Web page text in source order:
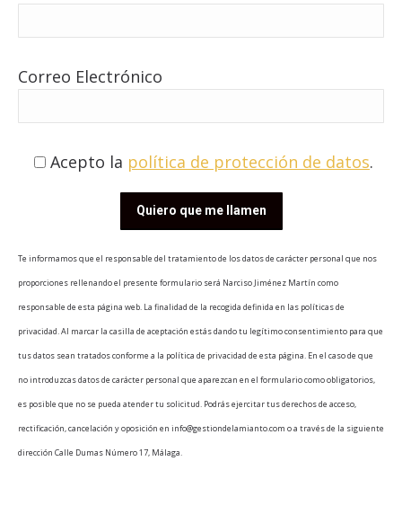
Correo Electrónico
Acepto la política de protección de datos.
Te informamos que el responsable del tratamiento de los datos de carácter personal que nos
proporciones rellenando el presente formulario será Narciso Jiménez Martín como
responsable de esta página web. La finalidad de la recogida definida en las políticas de
privacidad. Al marcar la casilla de aceptación estás dando tu legítimo consentimiento para que
tus datos sean tratados conforme a la política de privacidad de esta página. En el caso de que
no introduzcas datos de carácter personal que aparezcan en el formulario como obligatorios,
es posible que no se pueda atender tu solicitud. Podrás ejercitar tus derechos de acceso,
rectificación, cancelación y oposición en info@gestiondelamianto.com o a través de la siguiente
dirección Calle Dumas Número 17, Málaga.